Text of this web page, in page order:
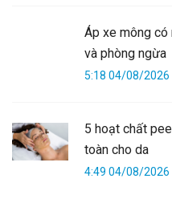
Áp xe mông có
và phòng ngừa
5:18 04/08/2026
5 hoạt chất
toàn cho da
4:49 04/08/2026